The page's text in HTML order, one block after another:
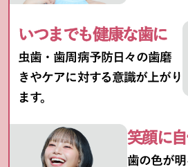
いつまでも健康な歯に
虫歯・歯周病予防日々の歯磨
きやケアに対する意識が上がり
ます。
笑顔に
歯の色が